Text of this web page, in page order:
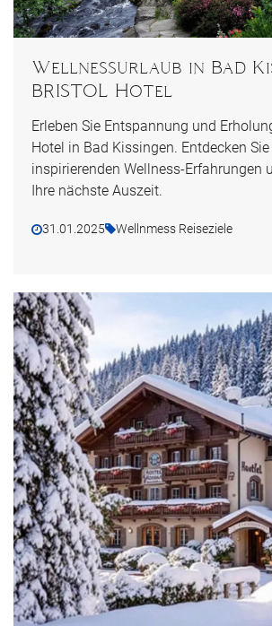
Wellnessurlaub in Bad
BRISTOL Hotel
Erleben Sie Entspannung und
Hotel in Bad Kissingen. Entdecken
inspirierenden Wellness-Erfahrungen
Ihre nächste Auszeit.
31.01.2025 Wellnmess Reiseziele